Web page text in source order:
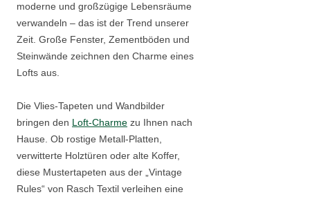
moderne und großzügige Lebensräume
verwandeln – das ist der Trend unserer
Zeit. Große Fenster, Zementböden und
Steinwände zeichnen den Charme eines
Lofts aus.
Die Vlies-Tapeten und Wandbilder
bringen den Loft-Charme zu Ihnen nach
Hause. Ob rostige Metall-Platten,
verwitterte Holztüren oder alte Koffer,
diese Mustertapeten aus der „Vintage
Rules“ von Rasch Textil verleihen eine